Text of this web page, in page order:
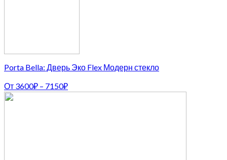
Porta Bella: Дверь Эко Flex Модерн стекло
От 3600₽ – 7150₽